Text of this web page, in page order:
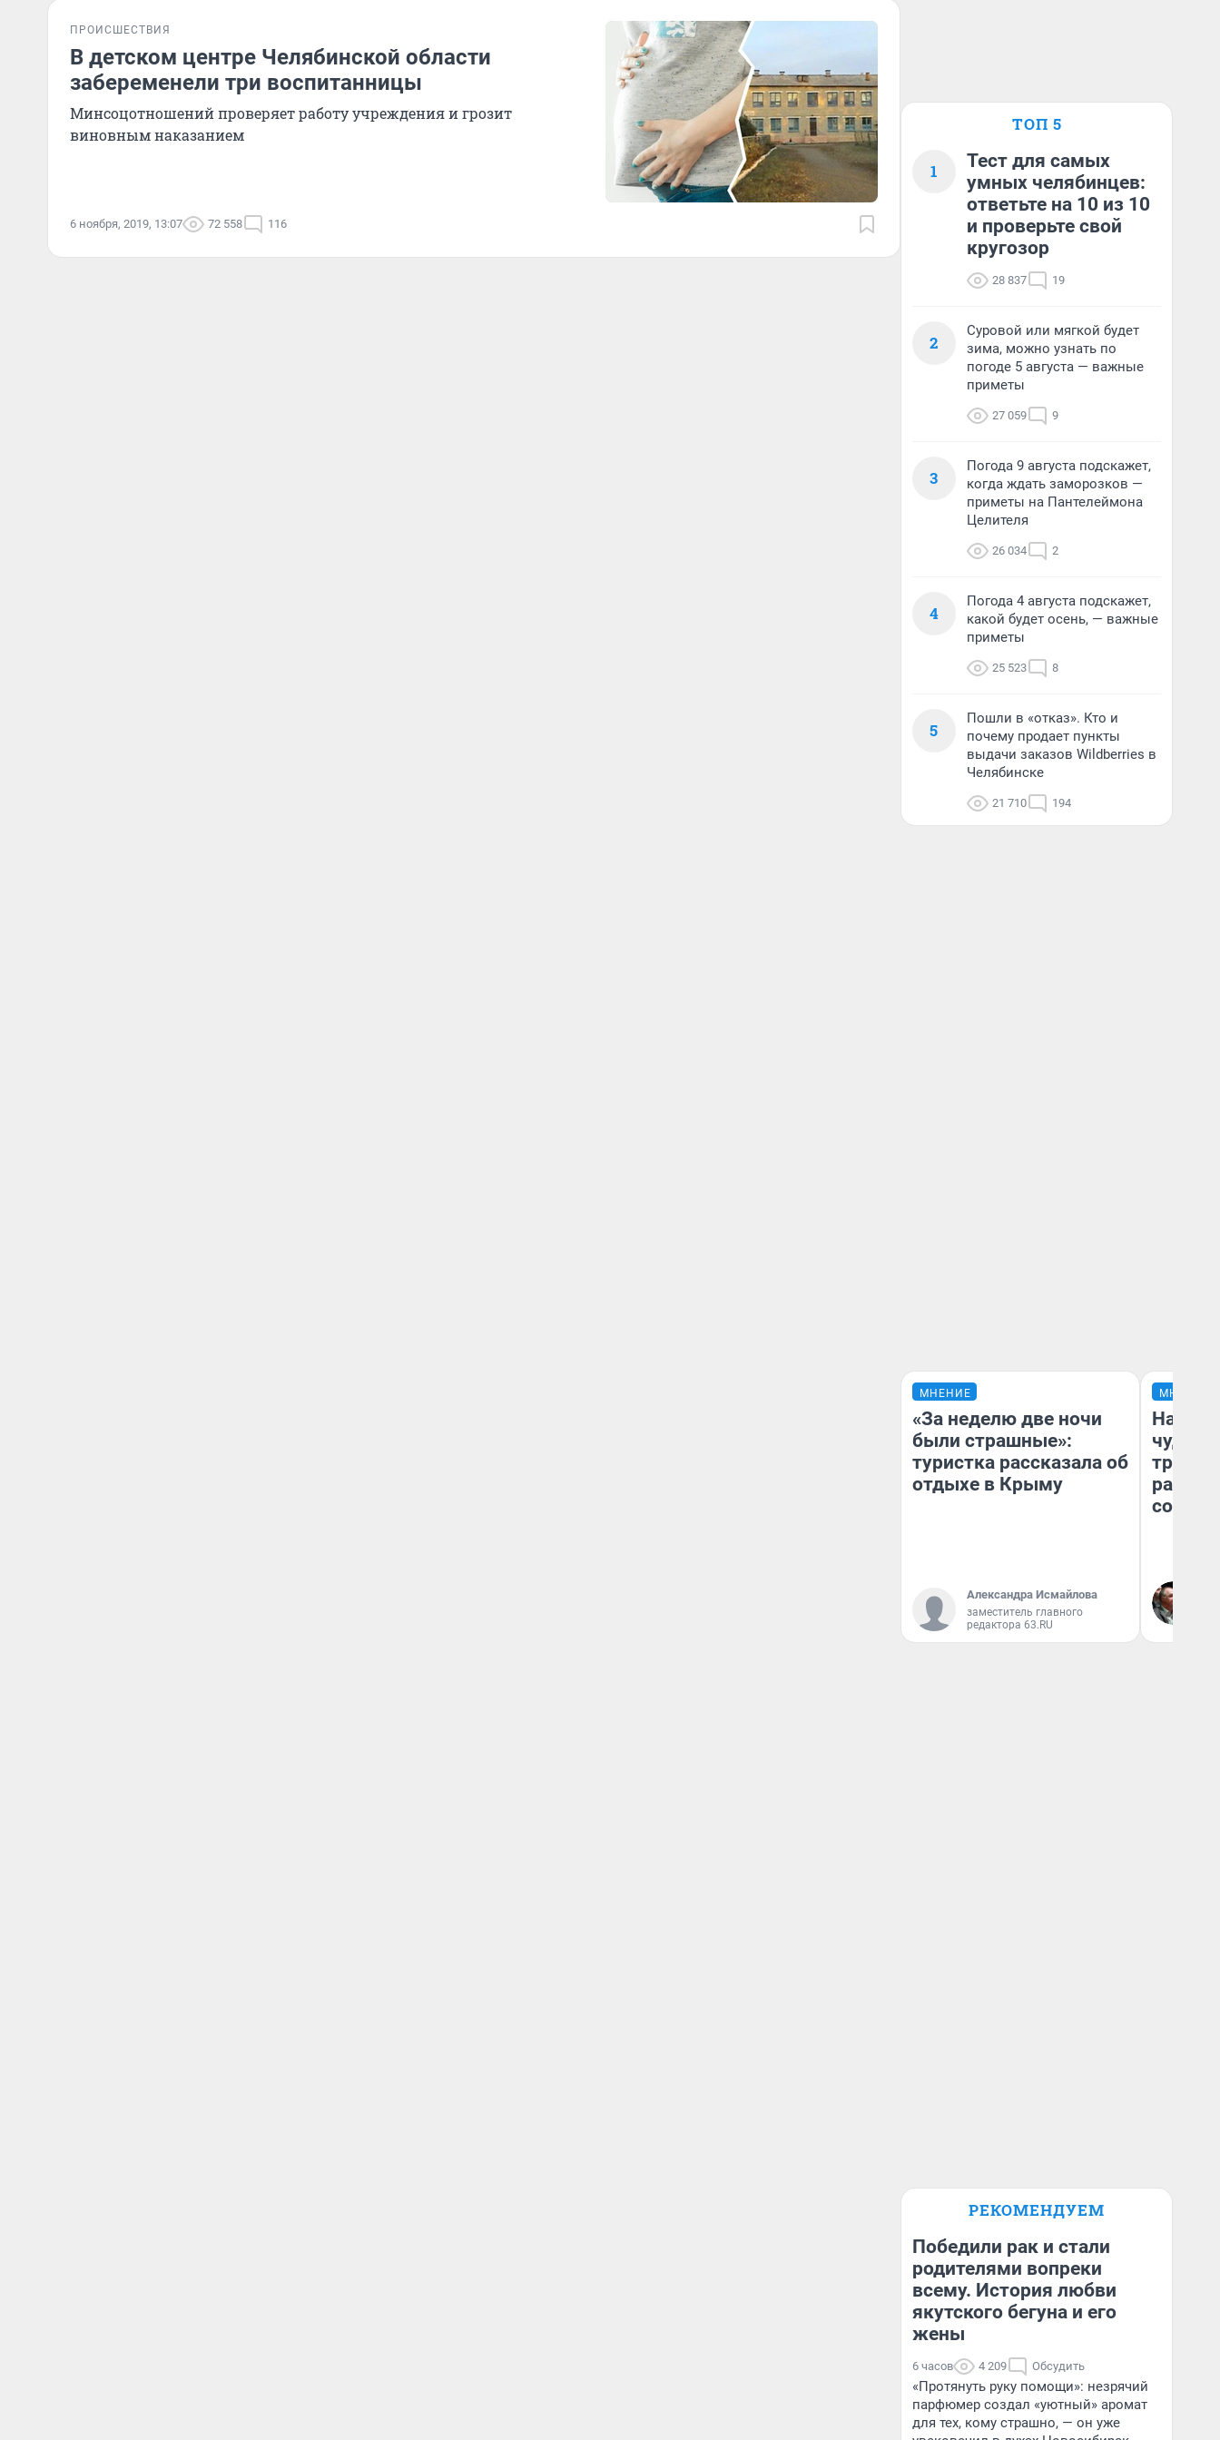
ПРОИСШЕСТВИЯ
В детском центре Челябинской области
забеременели три воспитанницы
Минсоцотношений проверяет работу учреждения и грозит
виновным наказанием
6 ноября, 2019, 13:07 72 558 116
ТОП 5
1
Тест для самых
умных челябинцев:
ответьте на 10 из 10
и проверьте свой
кругозор
28 837 19
2
Суровой или мягкой будет
зима, можно узнать по
погоде 5 августа — важные
приметы
27 059 9
3
Погода 9 августа подскажет,
когда ждать заморозков —
приметы на Пантелеймона
Целителя
26 034 2
4
Погода 4 августа подскажет,
какой будет осень, — важные
приметы
25 523 8
5
Пошли в «отказ». Кто и
почему продает пункты
выдачи заказов Wildberries в
Челябинске
21 710 194
МНЕНИЕ
«За неделю две ночи
были страшные»:
туристка рассказала об
отдыхе в Крыму
Александра Исмайлова
заместитель главного
редактора 63.RU
МНЕНИЕ
чудом
РЕКОМЕНДУЕМ
Победили рак и стали
родителями вопреки
всему. История любви
якутского бегуна и его
жены
6 часов 4 209 Обсудить
«Протянуть руку помощи»: незрячий
парфюмер создал «уютный» аромат
для тех, кому страшно, — он уже